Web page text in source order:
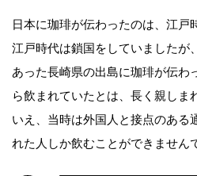
日本に珈琲が伝わったのは、江戸
江戸時代は鎖国をしていましたが
あった長崎県の出島に珈琲が伝わ
ら飲まれていたとは、長く親し
いえ、当時は外国人と接点のある
れた人しか飲むことができません